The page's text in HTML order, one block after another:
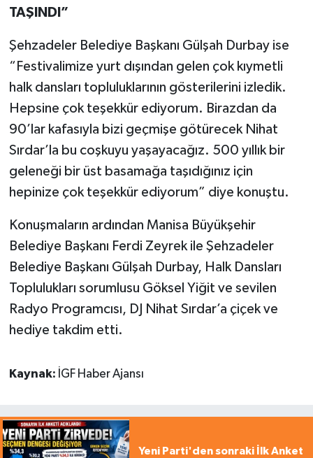
TAŞINDI”
Şehzadeler Belediye Başkanı Gülşah Durbay ise
“Festivalimize yurt dışından gelen çok kıymetli
halk dansları topluluklarının gösterilerini izledik.
Hepsine çok teşekkür ediyorum. Birazdan da
90’lar kafasıyla bizi geçmişe götürecek Nihat
Sırdar’la bu coşkuyu yaşayacağız. 500 yıllık bir
geleneği bir üst basamağa taşıdığınız için
hepinize çok teşekkür ediyorum” diye konuştu.
Konuşmaların ardından Manisa Büyükşehir
Belediye Başkanı Ferdi Zeyrek ile Şehzadeler
Belediye Başkanı Gülşah Durbay, Halk Dansları
Toplulukları sorumlusu Göksel Yiğit ve sevilen
Radyo Programcısı, DJ Nihat Sırdar’a çiçek ve
hediye takdim etti.
Kaynak: İGF Haber Ajansı
Yeni Parti'den sonraki İlk Anket